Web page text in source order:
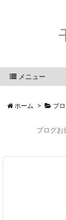
メニュー
ホーム > ブ
ブログ